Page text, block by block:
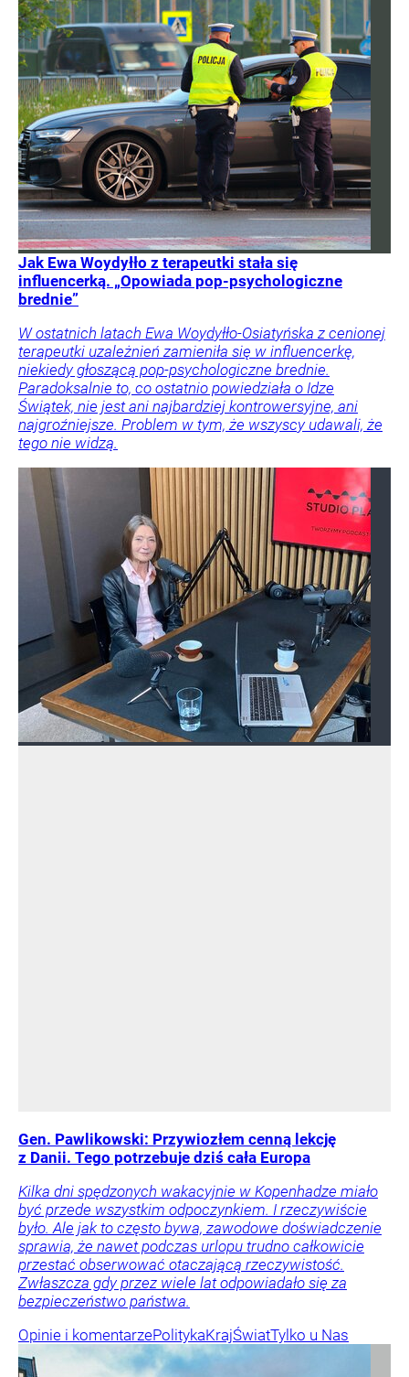
Jak Ewa Woydyłło z terapeutki stała się
influencerką. „Opowiada pop-psychologiczne
brednie”
W ostatnich latach Ewa Woydyłło-Osiatyńska z cenionej
terapeutki uzależnień zamieniła się w influencerkę,
niekiedy głoszącą pop-psychologiczne brednie.
Paradoksalnie to, co ostatnio powiedziała o Idze
Świątek, nie jest ani najbardziej kontrowersyjne, ani
najgroźniejsze. Problem w tym, że wszyscy udawali, że
tego nie widzą.
Gen. Pawlikowski: Przywiozłem cenną lekcję
z Danii. Tego potrzebuje dziś cała Europa
Kilka dni spędzonych wakacyjnie w Kopenhadze miało
być przede wszystkim odpoczynkiem. I rzeczywiście
było. Ale jak to często bywa, zawodowe doświadczenie
sprawia, że nawet podczas urlopu trudno całkowicie
przestać obserwować otaczającą rzeczywistość.
Zwłaszcza gdy przez wiele lat odpowiadało się za
bezpieczeństwo państwa.
Opinie i komentarzePolitykaKrajŚwiatTylko u Nas